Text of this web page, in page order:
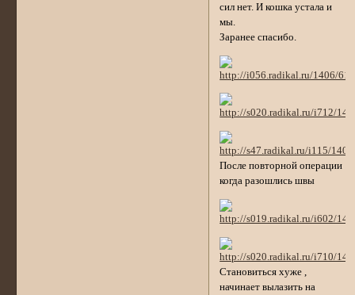
сил нет. И кошка устала и
мы.
Заранее спасибо.
После повторной операции
когда разошлись швы
Становиться хуже ,
начинает вылазить на